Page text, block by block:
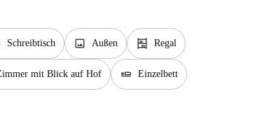
Schreibtisch image Außen shelves Regal
mit Blick auf Hof airline_seat_flat Einzelbett